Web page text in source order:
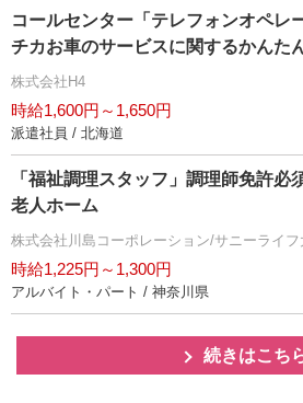
コールセンター「テレフォンオペレ
チカお車のサービスに関するかんた
株式会社H4
時給1,600円～1,650円
派遣社員 / 北海道
「福祉調理スタッフ」調理師免許必
老人ホーム
株式会社川島コーポレーション/サニーライフ
時給1,225円～1,300円
アルバイト・パート / 神奈川県
続きはこち